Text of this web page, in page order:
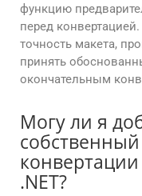
функцию
перед
точность макета,
принять
окончательным
Могу ли я
.NET?